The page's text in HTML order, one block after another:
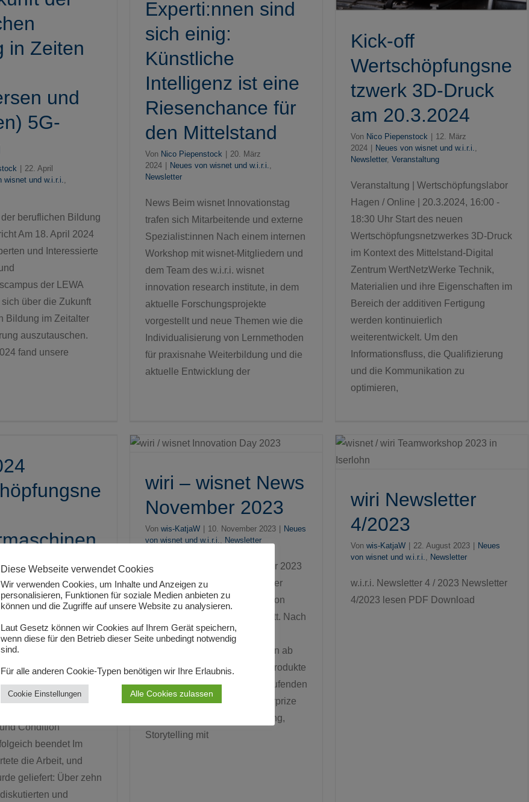
in Zeiten
und
5G-
22. April
wisnet und w.i.r.i.
beruflichen Bildung
Am 18. April 2024
und Interessierte
der LEWA
über die Zukunft
Bildung im Zeitalter
auszutauschen.
fand unsere
Experti:nnen sind
sich einig:
Künstliche
Intelligenz ist eine
Riesenchance für
den Mittelstand
Von Nico Piepenstock
20. März
2024
Neues von wisnet und w.i.r.i.,
Newsletter
News Beim wisnet Innovationstag
trafen sich Mitarbeitende und externe
Spezialist:innen Nach einem internen
Workshop mit wisnet-Mitgliedern und
dem Team des w.i.r.i. wisnet
innovation research institute, in dem
aktuelle Forschungsprojekte
vorgestellt und neue Themen wie die
Individualisierung von Lernmethoden
für praxisnahe Weiterbildung und die
aktuelle Entwicklung der
Kick-off
Wertschöpfungsne
tzwerk 3D-Druck
am 20.3.2024
Von Nico Piepenstock
12. März
2024
Neues von wisnet und w.i.r.i.,
Newsletter, Veranstaltung
Veranstaltung | Wertschöpfungslabor
Hagen / Online | 20.3.2024, 16:00 -
18:30 Uhr Start des neuen
Wertschöpfungsnetzwerkes 3D-Druck
im Kontext des Mittelstand-Digital
Zentrum WertNetzWerke Technik,
Materialien und ihre Eigenschaften im
Bereich der additiven Fertigung
werden kontinuierlich
weiterentwickelt. Um den
Informationsfluss, die Qualifizierung
und die Kommunikation zu
optimieren,
| 30. Januar
wisnet und w.i.r.i.
Condition
beendet Im
die Arbeit, und
geliefert: Über zehn
und
2023
wiri – wisnet News
November 2023
Von wis-KatjaW 10. November 2023
Neues
von wisnet und w.i.r.i., Newsletter
wisnet | w.i.r.i. News November 2023
Innovation Day am 7. Dezember
findet der diesjährige „Innovation
Day“ von w.i.r.i. und wisnet statt. Nach
unserer wisnet
Mitgliederversammlung werden ab
14.30 Uhr in Hagen aktuelle Produkte
und Lösungen aus unseren laufenden
Projekten vorgestellt. Ob Enterprize
Metaversum, KI-Bildbearbeitung,
Storytelling mit
wiri Newsletter
4/2023
Von wis-KatjaW 22. August 2023
Neues
von wisnet und w.i.r.i., Newsletter
w.i.r.i. Newsletter 4 / 2023 Newsletter
4/2023 lesen PDF Download
Diese Webseite verwendet Cookies
Wir verwenden Cookies, um Inhalte und Anzeigen zu
personalisieren, Funktionen für soziale Medien anbieten zu
können und die Zugriffe auf unsere Website zu analysieren.
Laut Gesetz können wir Cookies auf Ihrem Gerät speichern,
wenn diese für den Betrieb dieser Seite unbedingt notwendig
sind.
Für alle anderen Cookie-Typen benötigen wir Ihre Erlaubnis.
Cookie Einstellungen Alle Cookies zulassen